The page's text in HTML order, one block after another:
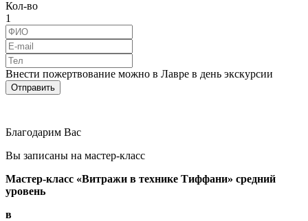
Кол-во
1
Внести пожертвование можно в Лавре в день экскурсии
Благодарим Вас
Вы записаны на мастер-класс
Мастер-класс «Витражи в технике Тиффани» средний
уровень
в